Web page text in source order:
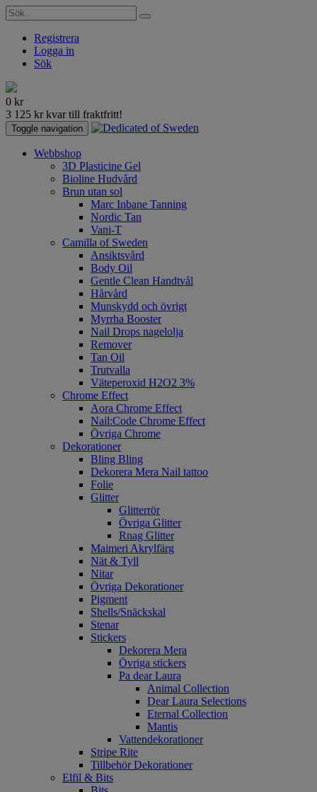
Registrera
Logga in
Sök
0 kr
3 125 kr kvar till fraktfritt!
Toggle navigation
Webbshop
3D Plasticine Gel
Bioline Hudvård
Brun utan sol
Marc Inbane Tanning
Nordic Tan
Vani-T
Camilla of Sweden
Ansiktsvård
Body Oil
Gentle Clean Handtvål
Hårvård
Munskydd och övrigt
Myrrha Booster
Nail Drops nagelolja
Remover
Tan Oil
Trutvalla
Väteperoxid H2O2 3%
Chrome Effect
Aora Chrome Effect
Nail:Code Chrome Effect
Övriga Chrome
Dekorationer
Bling Bling
Dekorera Mera Nail tattoo
Folie
Glitter
Glitterrör
Övriga Glitter
Rnag Glitter
Maimeri Akrylfärg
Nät & Tyll
Nitar
Övriga Dekorationer
Pigment
Shells/Snäckskal
Stenar
Stickers
Dekorera Mera
Övriga stickers
Pa dear Laura
Animal Collection
Dear Laura Selections
Eternal Collection
Mantis
Vattendekorationer
Stripe Rite
Tillbehör Dekorationer
Elfil & Bits